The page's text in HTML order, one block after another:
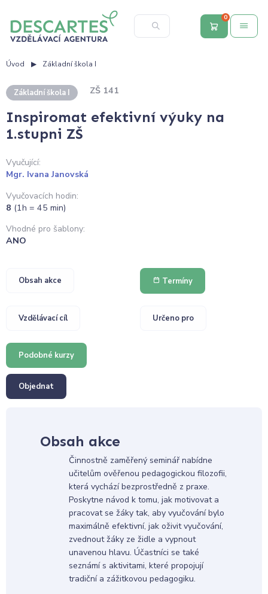
0
Úvod Základní škola I
Základní škola I ZŠ 141
Inspiromat efektivní výuky na
1.stupni ZŠ
Vyučující:
Mgr. Ivana Janovská
Vyučovacích hodin:
8 (1h = 45 min)
Vhodné pro šablony:
ANO
Obsah akce Termíny
Vzdělávací cíl Určeno pro
Podobné kurzy
Objednat
Obsah akce
Činnostně zaměřený seminář nabídne
učitelům ověřenou pedagogickou filozofii,
která vychází bezprostředně z praxe.
Poskytne návod k tomu, jak motivovat a
pracovat se žáky tak, aby vyučování bylo
maximálně efektivní, jak oživit vyučování,
zvednout žáky ze židle a vypnout
unavenou hlavu. Účastníci se také
seznámí s aktivitami, které propojují
tradiční a zážitkovou pedagogiku.